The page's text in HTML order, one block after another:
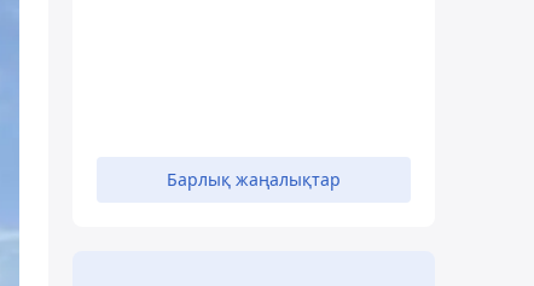
Барлық жаңалықтар